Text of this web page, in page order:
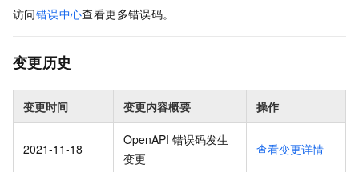
访问错误中心查看更多错误码。
变更历史
变更时间 变更内容概要 操作
2021-11-18
OpenAPI 错误码发生
变更
查看变更详情